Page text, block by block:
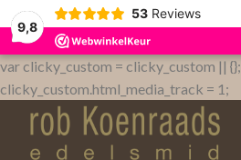
9,8
53 Reviews
var clicky_custom = clicky_custom || {};
clicky_custom.html_media_track = 1;